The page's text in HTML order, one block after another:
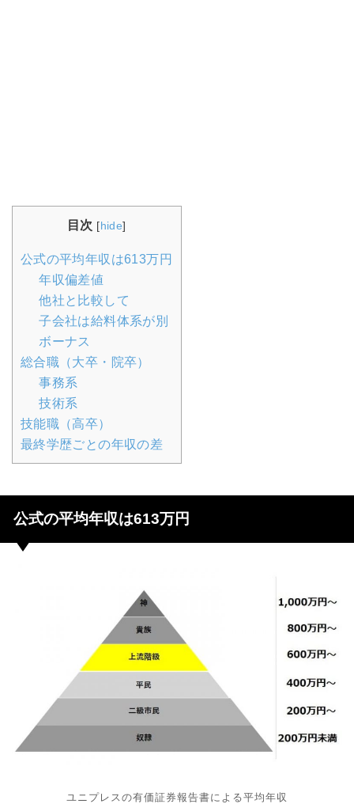
目次 [hide]
公式の平均年収は613万円
年収偏差値
他社と比較して
子会社は給料体系が別
ボーナス
総合職（大卒・院卒）
事務系
技術系
技能職（高卒）
最終学歴ごとの年収の差
公式の平均年収は613万円
ユニプレスの有価証券報告書による平均年収